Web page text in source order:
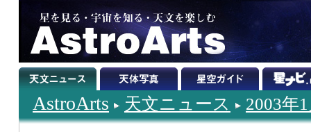
AstroArts 天文ニュース 2003年